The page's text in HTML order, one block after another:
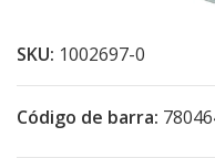
SKU: 1002697-0
Código de barra: